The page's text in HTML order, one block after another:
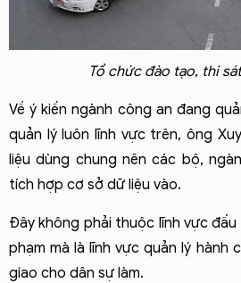
Tổ chức đào tạo, thi
Về ý kiến ngành công an đang
quản lý luôn lĩnh vực trên, ông
liệu dùng chung nên các bộ,
tích hợp cơ sở dữ liệu vào.
Đây không phải thuộc lĩnh vực
phạm mà là lĩnh vực quản lý hành
giao cho dân sự làm.